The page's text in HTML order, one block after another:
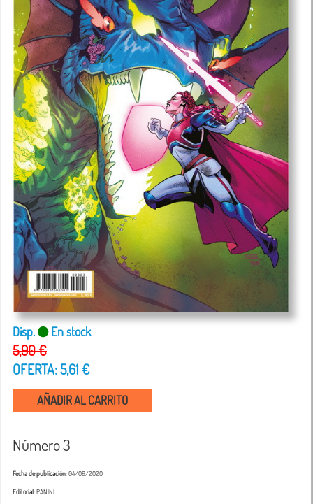
Disp. En stock
5,90 €
OFERTA: 5,61 €
AÑADIR AL CARRITO
Número 3
Fecha de publicación: 04/06/2020
Editorial: PANINI